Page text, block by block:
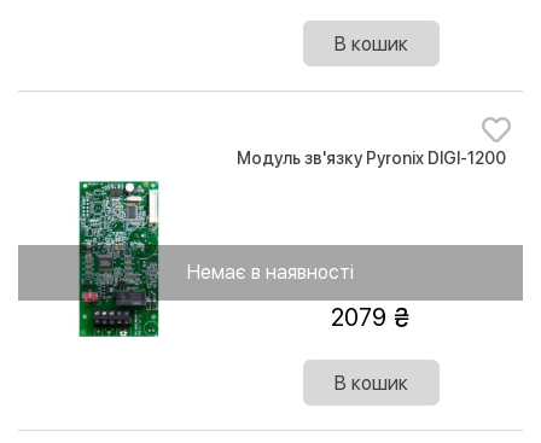
В кошик
Немає в наявності
Модуль зв'язку Pyronix DIGI-1200
2079
В кошик